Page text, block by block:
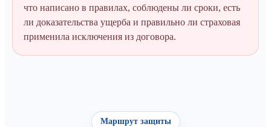
что написано в правилах, соблюдены ли сроки, есть
ли доказательства ущерба и правильно ли страховая
применила исключения из договора.
Маршрут защиты